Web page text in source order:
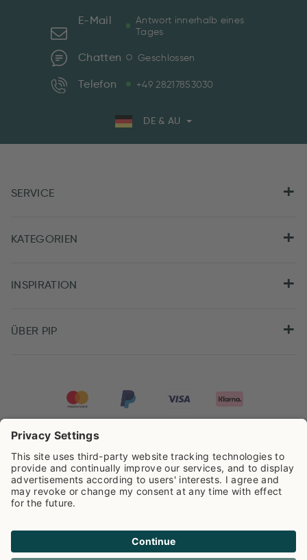
E-Mail
Antwort innerhalb eines
Tages
Chatten Geschlossen
Telefon +49 28217853030
DE & AU
SERVICE
KATEGORIEN
INSPIRATION
ÜBER PIP
auf der Grundlage von8.951Rezensionen ausgezeichnet.